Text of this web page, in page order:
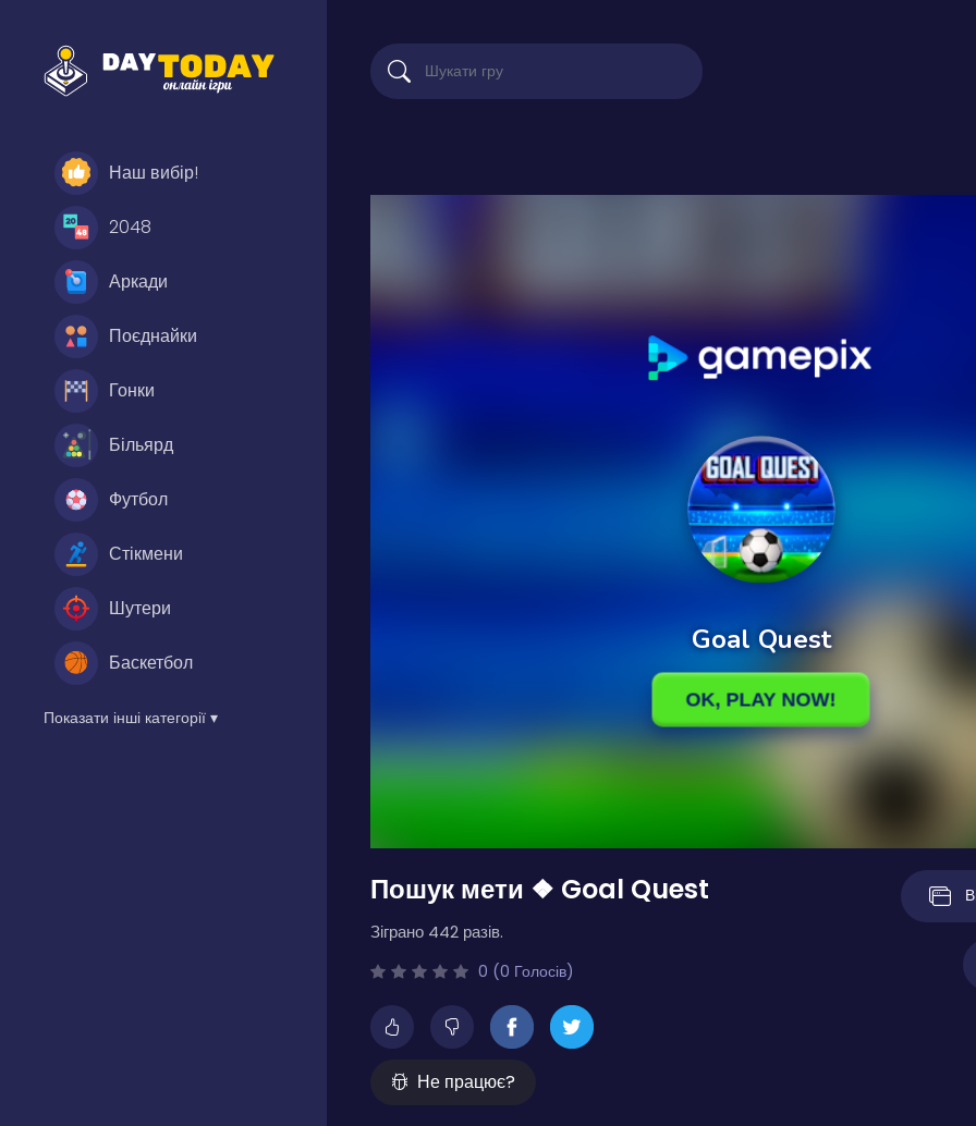
Наш вибір!
2048
Аркади
Поєднайки
Гонки
Більярд
Футбол
Стікмени
Шутери
Баскетбол
Показати інші категорії ▾
Пошук мети ❖ Goal Quest
Зіграно 442 разів.
0 (0 Голосів)
Не працює?